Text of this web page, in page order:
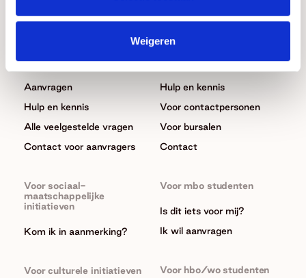
Weigeren
Donaties
Aanvragen
Hulp en kennis
Alle veelgestelde vragen
Contact voor aanvragers
Voor sociaal-
maatschappelijke
initiatieven
Kom ik in aanmerking?
Voor culturele initiatieven
Beurzen
Algemeen
Hulp en kennis
Voor contactpersonen
Voor bursalen
Contact
Voor mbo studenten
Is dit iets voor mij?
Ik wil aanvragen
Voor hbo/wo studenten